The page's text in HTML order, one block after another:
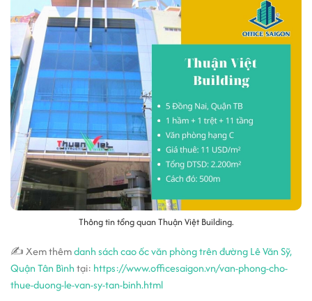
Thông tin tổng quan Thuận Việt Building.
✍ Xem thêmdanh sách cao ốc văn phòng trên đường Lê Văn Sỹ,
Quận Tân Bìnhtại: https://www.officesaigon.vn/van-phong-cho-
thue-duong-le-van-sy-tan-binh.html